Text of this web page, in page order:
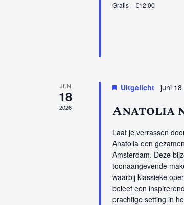
Gratis – €12.00
JUN
18
2026
Uitgelicht juni 18
Anatolia
Laat je verrassen
Anatolia een
Amsterdam. Deze
toonaangevende
waarbij klassieke
beleef een
prachtige setting in